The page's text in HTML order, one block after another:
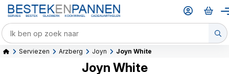
Serviezen Arzberg Joyn Joyn White
Joyn White